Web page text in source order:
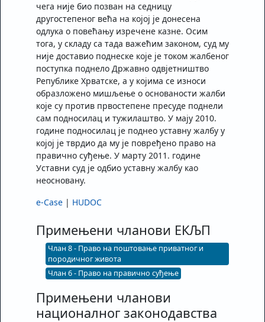
чега није био позван на седницу
другостепеног већа на којој је донесена
одлука о повећању изречене казне. Осим
тога, у складу са тада важећим законом, суд му
није доставио поднеске које је током жалбеног
поступка поднело Државно одвјетништво
Републике Хрватске, а у којима се износи
образложено мишљење о основаности жалби
које су против првостепене пре­суде поднели
сам подносилац и тужилаштво. У мају 2010.
године подносилац је поднео уставну жалбу у
којој је тврдио да му је повређено право на
правич­но суђење. У марту 2011. године
Уставни суд је одбио уставну жалбу као
неосновану.
e-Case | HUDOC
Примењени чланови ЕКЉП
Члан 8 - Право на поштовање приватног и
породичног живота
Члан 6 - Право на правично суђење
Примењени чланови
националног законодавства